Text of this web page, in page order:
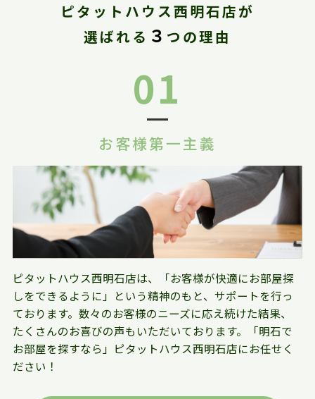
ピタットハウス西明石店が
選ばれる ３ つの理由
01
お客様第一主義
ピタットハウス西明石店は、「お客様が快適にお部屋探
しをできるように」という精神のもと、サポートを行っ
ております。数々のお客様のニーズに応え続けた結果、
たくさんのお喜びの声もいただいております。「明石で
お部屋を探すなら」ピタットハウス西明石店にお任せく
ださい！